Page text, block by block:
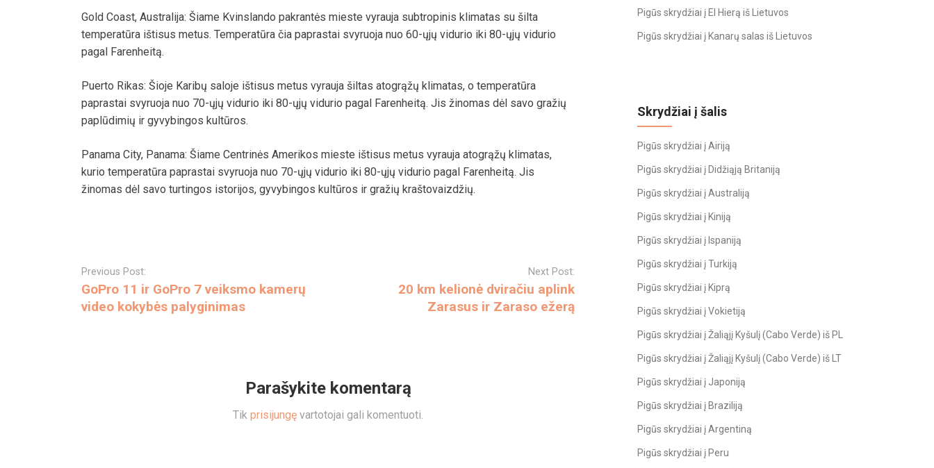
Gold Coast, Australija: Šiame Kvinslando pakrantės mieste vyrauja subtropinis klimatas su šilta
temperatūra ištisus metus. Temperatūra čia paprastai svyruoja nuo 60-ųjų vidurio iki 80-ųjų vidurio
pagal Farenheitą.
Puerto Rikas: Šioje Karibų saloje ištisus metus vyrauja šiltas atogrąžų klimatas, o temperatūra
paprastai svyruoja nuo 70-ųjų vidurio iki 80-ųjų vidurio pagal Farenheitą. Jis žinomas dėl savo gražių
paplūdimių ir gyvybingos kultūros.
Panama City, Panama: Šiame Centrinės Amerikos mieste ištisus metus vyrauja atogrąžų klimatas,
kurio temperatūra paprastai svyruoja nuo 70-ųjų vidurio iki 80-ųjų vidurio pagal Farenheitą. Jis
žinomas dėl savo turtingos istorijos, gyvybingos kultūros ir gražių kraštovaizdžių.
navigation
Previous Post:
GoPro 11 ir GoPro 7 veiksmo kamerų
video kokybės palyginimas
Next Post:
20 km kelionė dviračiu aplink
Zarasus ir Zaraso ežerą
Parašykite komentarą
Tik prisijungę vartotojai gali komentuoti.
Pigūs skrydžiai į El Hierą iš Lietuvos
Pigūs skrydžiai į Kanarų salas iš Lietuvos
Skrydžiai į šalis
Pigūs skrydžiai į Airiją
Pigūs skrydžiai į Didžiąją Britaniją
Pigūs skrydžiai į Australiją
Pigūs skrydžiai į Kiniją
Pigūs skrydžiai į Ispaniją
Pigūs skrydžiai į Turkiją
Pigūs skrydžiai į Kiprą
Pigūs skrydžiai į Vokietiją
Pigūs skrydžiai į Žaliąjį Kyšulį (Cabo Verde) iš PL
Pigūs skrydžiai į Žaliąjį Kyšulį (Cabo Verde) iš LT
Pigūs skrydžiai į Japoniją
Pigūs skrydžiai į Braziliją
Pigūs skrydžiai į Argentiną
Pigūs skrydžiai į Peru